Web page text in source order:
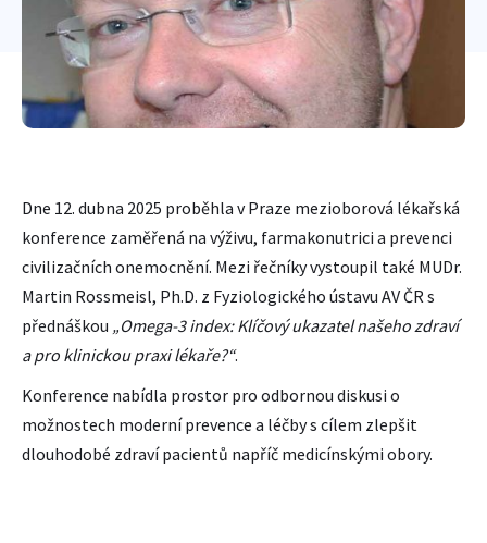
Dne 12. dubna 2025 proběhla v Praze mezioborová lékařská
konference zaměřená na výživu, farmakonutrici a prevenci
civilizačních onemocnění. Mezi řečníky vystoupil také MUDr.
Martin Rossmeisl, Ph.D. z Fyziologického ústavu AV ČR s
přednáškou „Omega-3 index: Klíčový ukazatel našeho zdraví
a pro klinickou praxi lékaře?“.
Konference nabídla prostor pro odbornou diskusi o
možnostech moderní prevence a léčby s cílem zlepšit
dlouhodobé zdraví pacientů napříč medicínskými obory.